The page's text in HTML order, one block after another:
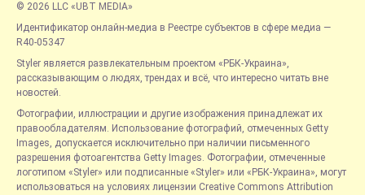
© 2026 LLC «UBT MEDIA»
Идентификатор онлайн-медиа в Реестре субъектов в сфере медиа —
R40-05347
Styler является развлекательным проектом «РБК-Украина»,
рассказывающим о людях, трендах и всё, что интересно читать вне
новостей.
Фотографии, иллюстрации и другие изображения принадлежат их
правообладателям. Использование фотографий, отмеченных Getty
Images, допускается исключительно при наличии письменного
разрешения фотоагентства Getty Images. Фотографии, отмеченные
логотипом «Styler» или подписанные «Styler» или «РБК-Украина», могут
использоваться на условиях лицензии Creative Commons Attribution